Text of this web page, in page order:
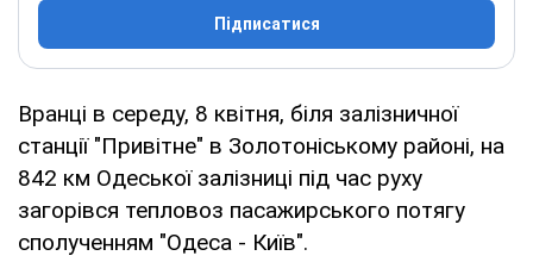
Підписатися
Вранці в середу, 8 квітня, біля залізничної
станції "Привітне" в Золотоніському районі, на
842 км Одеської залізниці під час руху
загорівся тепловоз пасажирського потягу
сполученням "Одеса - Київ".